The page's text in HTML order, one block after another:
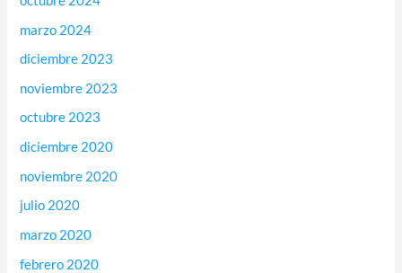
marzo 2024
diciembre 2023
noviembre 2023
octubre 2023
diciembre 2020
noviembre 2020
julio 2020
marzo 2020
febrero 2020